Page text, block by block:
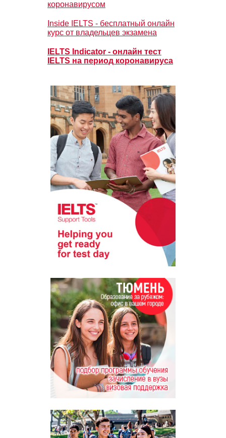
коронавирусом
Inside IELTS - бесплатный онлайн
курс от владельцев экзамена
IELTS Indicator - онлайн тест
IELTS на период коронавируса